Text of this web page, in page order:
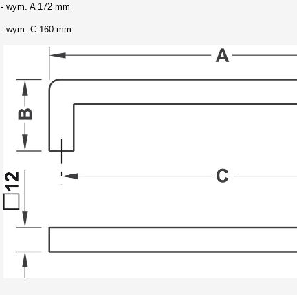
- wym. A 172 mm
- wym. C 160 mm